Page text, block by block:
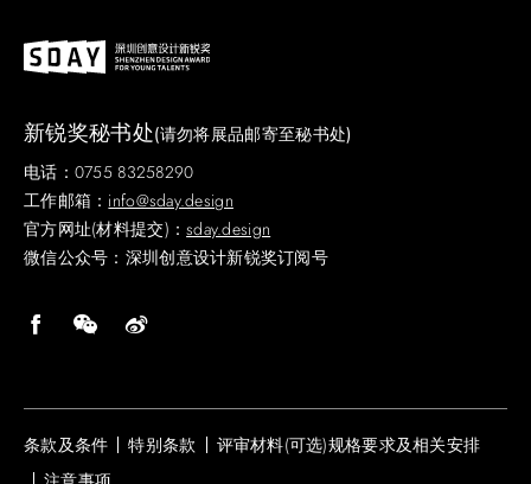
新锐奖秘书处(请勿将展品邮寄至秘书处)
电话：0755 83258290
工作邮箱： info@sday.design
官方网址(材料提交)：sday.design
微信公众号：深圳创意设计新锐奖订阅号
条款及条件 特别条款
评审材料(可选)规格要求及相关安排